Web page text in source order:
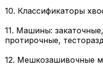
10. Классификаторы
11. Машины:
протирочные,
12. Мешкозашивочные